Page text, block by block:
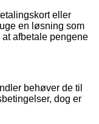
eller
en løsning som
afbetale pengene
behøver de til
dog er